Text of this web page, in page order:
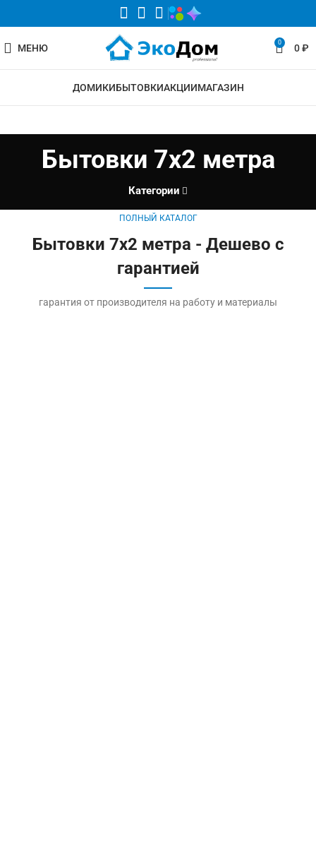
МЕНЮ 0 0₽
ДОМИКИБЫТОВКИАКЦИИМАГАЗИН
Бытовки 7х2 метра
Категории
ПОЛНЫЙ КАТАЛОГ
Бытовки 7х2 метра - Дешево с
гарантией
гарантия от производителя на работу и материалы